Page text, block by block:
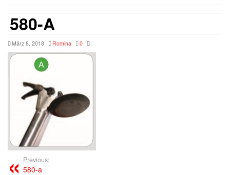
580-A
März 8, 2018 Romina 0
Previous:
580-a